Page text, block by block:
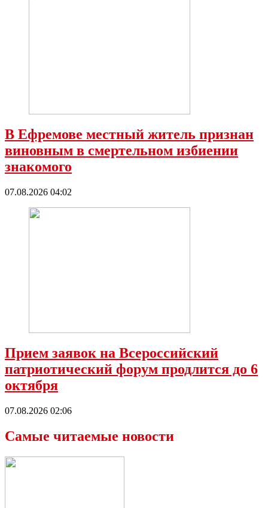
В Ефремове местный житель признан
виновным в смертельном избиении
знакомого
07.08.2026 04:02
Прием заявок на Всероссийский
патриотический форум продлится до 6
октября
07.08.2026 02:06
Самые читаемые новости